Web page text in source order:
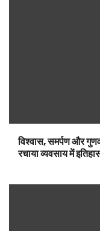
विश्वास, समर्पण और
रचाया व्यवसाय में